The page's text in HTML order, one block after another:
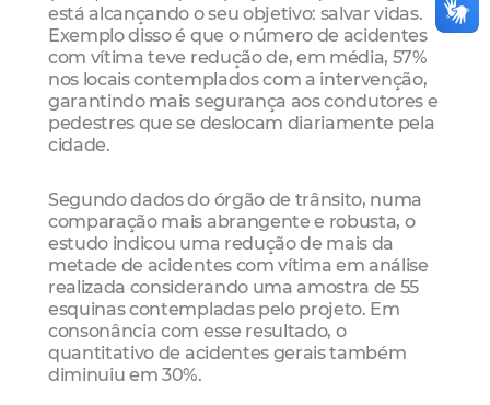
está alcançando o seu objetivo: salvar vidas.
Exemplo disso é que o número de acidentes
com vítima teve redução de, em média, 57%
nos locais contemplados com a intervenção,
garantindo mais segurança aos condutores e
pedestres que se deslocam diariamente pela
cidade.
Segundo dados do órgão de trânsito, numa
comparação mais abrangente e robusta, o
estudo indicou uma redução de mais da
metade de acidentes com vítima em análise
realizada considerando uma amostra de 55
esquinas contempladas pelo projeto. Em
consonância com esse resultado, o
quantitativo de acidentes gerais também
diminuiu em 30%.